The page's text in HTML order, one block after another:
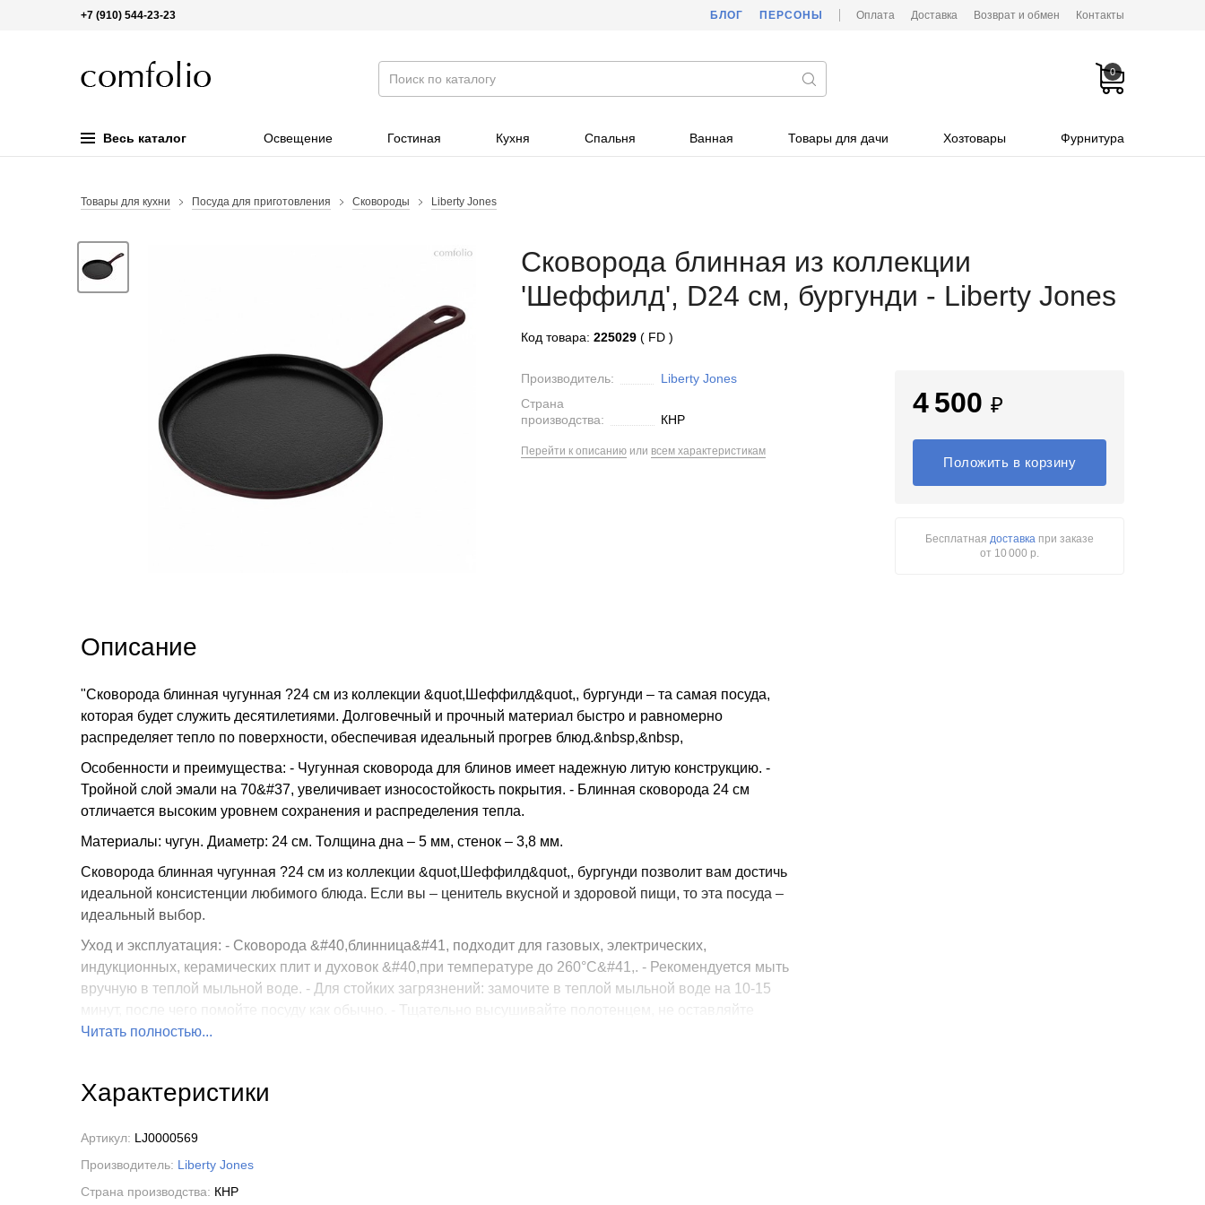
+7 (910) 544-23-23 БЛОГ ПЕРСОНЫ Оплата Доставка Возврат и обмен Контакты
0
Весь каталог Освещение Гостиная Кухня Спальня Ванная Товары для дачи Хозтовары Фурнитура
Товары для кухни Посуда для приготовления Сковороды Liberty Jones
Сковорода блинная из коллекции
'Шеффилд', D24 см, бургунди - Liberty Jones
Код товара: 225029 ( FD )
Производитель:
Liberty Jones
Страна
производства:
КНР
Перейти к описаниюили всем характеристикам
4 500 ₽
Положить в корзину
Бесплатнаядоставка при заказе
от 10 000 р.
Описание
"Сковорода блинная чугунная ?24 см из коллекции &quot,Шеффилд&quot,, бургунди – та самая посуда,
которая будет служить десятилетиями. Долговечный и прочный материал быстро и равномерно
распределяет тепло по поверхности, обеспечивая идеальный прогрев блюд.&nbsp,&nbsp,
Особенности и преимущества: - Чугунная сковорода для блинов имеет надежную литую конструкцию. -
Тройной слой эмали на 70&#37, увеличивает износостойкость покрытия. - Блинная сковорода 24 см
отличается высоким уровнем сохранения и распределения тепла.
Материалы: чугун. Диаметр: 24 см. Толщина дна – 5 мм, стенок – 3,8 мм.
Сковорода блинная чугунная ?24 см из коллекции &quot,Шеффилд&quot,, бургунди позволит вам достичь
идеальной консистенции любимого блюда. Если вы – ценитель вкусной и здоровой пищи, то эта посуда –
идеальный выбор.
Уход и эксплуатация: - Сковорода &#40,блинница&#41, подходит для газовых, электрических,
индукционных, керамических плит и духовок &#40,при температуре до 260°C&#41,. - Рекомендуется мыть
вручную в теплой мыльной воде. - Для стойких загрязнений: замочите в теплой мыльной воде на 10-15
минут, после чего помойте посуду как обычно. - Тщательно высушивайте полотенцем, не оставляйте
сушиться естественным путем. Край посуды не покрыт эмалью и может заржаветь, если останется
или деревянные инструменты для готовки.
поколениям. Тройной слой эмали на 70&#37, увеличивает износостойкость покрытия по сравнению с
двухслойными аналогами. Такой же технологии придерживаются именитые премиальные французские
бренды посуды. Коллекция доступна в двух цветах: молочном со светлой эмалью и бургунди с черной
Читать полностью...
Характеристики
Артикул: LJ0000569
Производитель: Liberty Jones
Страна производства: КНР